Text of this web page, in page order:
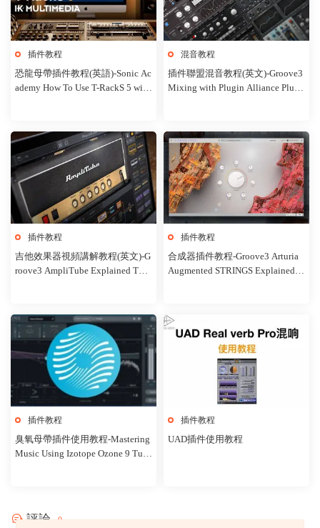
插件教程
恐龍母帶插件教程(英語)-Sonic Ac
ademy How To Use T-RackS 5 with
混音教程
插件聯盟混音教程(英文)-Groove3
Mixing with Plugin Alliance Plugi
插件教程
吉他效果器視頻講解教程(英文)-G
roove3 AmpliTube Explained Tuto
插件教程
合成器插件教程-Groove3 Arturia
Augmented STRINGS Explained T
插件教程
臭氧母帶插件使用教程-Mastering
Music Using Izotope Ozone 9 Tuto
插件教程
UAD插件使用教程
評論 0